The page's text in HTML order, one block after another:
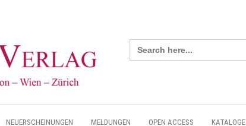
Search
for:
NEUERSCHEINUNGEN MELDUNGEN OPEN ACCESS KATALOGE